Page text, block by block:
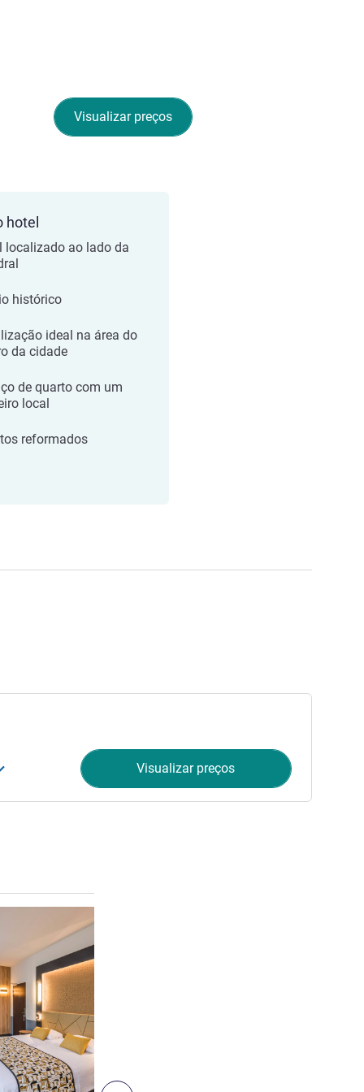
Visualizar preços
hotel
localizado ao lado da
histórico
ideal na área do
da cidade
de quarto com um
local
reformados
Visualizar preços